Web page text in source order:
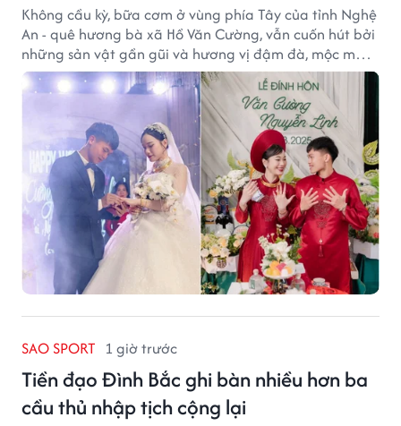
Không cầu kỳ, bữa cơm ở vùng phía Tây của tỉnh Nghệ
An - quê hương bà xã Hồ Văn Cường, vẫn cuốn hút bởi
những sản vật gần gũi và hương vị đậm đà, mộc mạc
của núi rừng.
SAO SPORT 1 giờ trước
Tiền đạo Đình Bắc ghi bàn nhiều hơn ba
cầu thủ nhập tịch cộng lại